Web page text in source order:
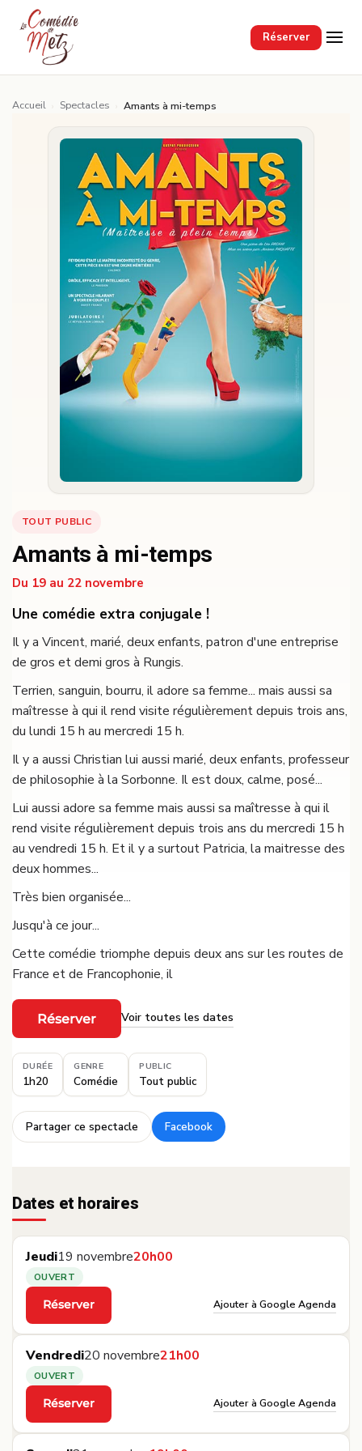
Réserver
Passer au contenu principal
Accueil Spectacles Amants à mi-temps
TOUT PUBLIC
Amants à mi-temps
Du 19 au 22 novembre
Une comédie extra conjugale !
Il y a Vincent, marié, deux enfants, patron d'une entreprise
de gros et demi gros à Rungis.
Terrien, sanguin, bourru, il adore sa femme... mais aussi sa
maîtresse à qui il rend visite régulièrement depuis trois ans,
du lundi 15 h au mercredi 15 h.
Il y a aussi Christian lui aussi marié, deux enfants, professeur
de philosophie à la Sorbonne. Il est doux, calme, posé...
Lui aussi adore sa femme mais aussi sa maîtresse à qui il
rend visite régulièrement depuis trois ans du mercredi 15 h
au vendredi 15 h. Et il y a surtout Patricia, la maitresse des
deux hommes...
Très bien organisée...
Jusqu'à ce jour...
Cette comédie triomphe depuis deux ans sur les routes de
France et de Francophonie, il
Réserver Voir toutes les dates
DURÉE
1h20
GENRE
Comédie
PUBLIC
Tout public
Partager ce spectacle
·
Facebook
Dates et horaires
Jeudi19 novembre20h00
OUVERT
Réserver
·
Ajouter à Google Agenda
Vendredi20 novembre21h00
OUVERT
Réserver
·
Ajouter à Google Agenda